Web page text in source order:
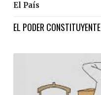
El País
EL PODER CONSTITUYENTE